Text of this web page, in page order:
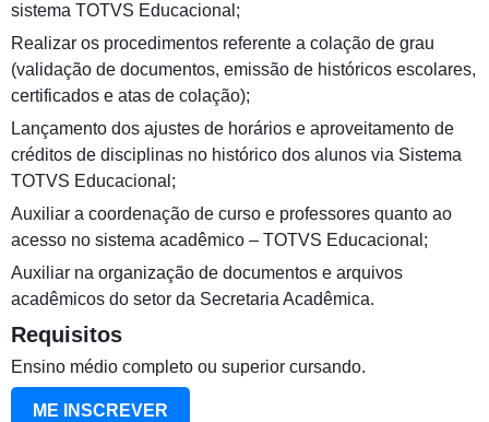
sistema TOTVS Educacional;
Realizar os procedimentos referente a colação de grau
(validação de documentos, emissão de históricos escolares,
certificados e atas de colação);
Lançamento dos ajustes de horários e aproveitamento de
créditos de disciplinas no histórico dos alunos via Sistema
TOTVS Educacional;
Auxiliar a coordenação de curso e professores quanto ao
acesso no sistema acadêmico – TOTVS Educacional;
Auxiliar na organização de documentos e arquivos
acadêmicos do setor da Secretaria Acadêmica.
Requisitos
Ensino médio completo ou superior cursando.
ME INSCREVER